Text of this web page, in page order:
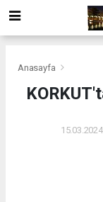
Anasayfa